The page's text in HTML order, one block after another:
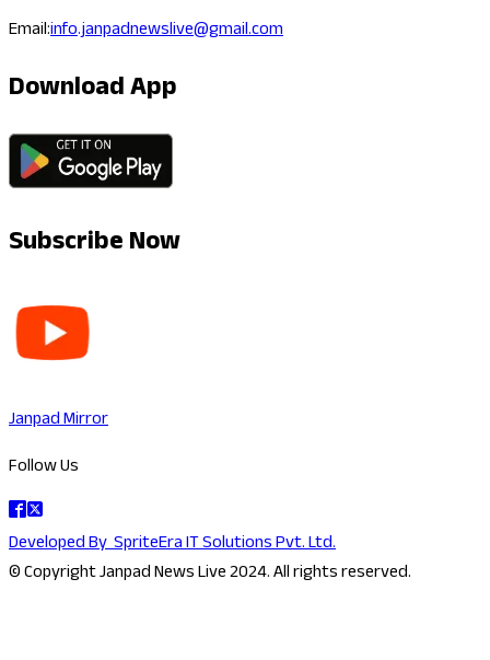
Email:info.janpadnewslive@gmail.com
Download App
Subscribe Now
Janpad Mirror
Follow Us
Developed BySpriteEra IT Solutions Pvt. Ltd.
© Copyright Janpad News Live 2024. All rights reserved.